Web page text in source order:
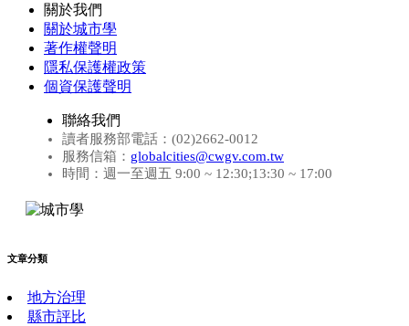
關於我們
關於城市學
著作權聲明
隱私保護權政策
個資保護聲明
聯絡我們
讀者服務部電話：(02)2662-0012
服務信箱： globalcities@cwgv.com.tw
時間：週一至週五 9:00 ~ 12:30;13:30 ~ 17:00
文章分類
地方治理
縣市評比